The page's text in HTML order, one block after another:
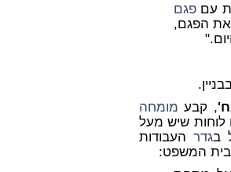
עםפגם
את הפגם,
, קבע מומחה
לוחות שיש מעל
בגדרהעבודות
בית המשפט: